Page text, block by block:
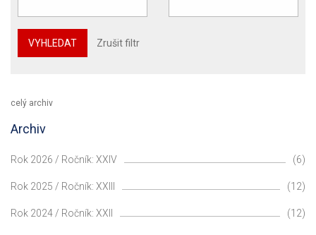
VYHLEDAT Zrušit filtr
celý archiv
Archiv
Rok 2026 / Ročník: XXIV (6)
Rok 2025 / Ročník: XXIII (12)
Rok 2024 / Ročník: XXII (12)